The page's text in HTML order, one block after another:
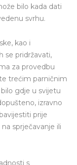
bilo kada dati
svrhu.
kao i
se pridržavati,
za provedbu
trećim parničnim
gdje u svijetu
izravno
prije
sprječavanje ili
s